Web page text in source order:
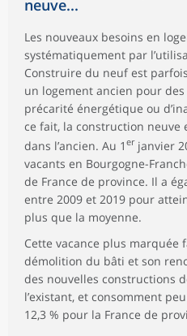
neuve...
Les nouveaux besoins en
systématiquement par
Construire du neuf est
un logement ancien pour
précarité énergétique ou
ce fait, la construction neuve
dans l’ancien. Au 1 erjanvier
vacants en Bourgogne-
de France de province. Il a
entre 2009 et 2019 pour
plus que la moyenne.
Cette vacance plus marquée
démolition du bâti et son
des nouvelles constructions
l’existant, et consomment
12,3 % pour la France de